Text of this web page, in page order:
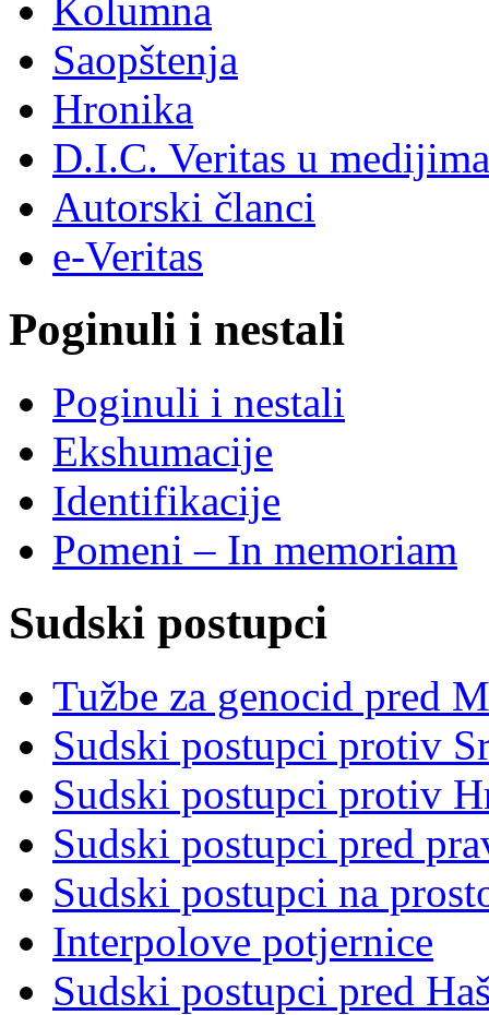
Kolumna
Saopštenja
Hronika
D.I.C. Veritas u medijima
Autorski članci
e-Veritas
Poginuli i nestali
Poginuli i nestali
Ekshumacije
Identifikacije
Pomeni – In memoriam
Sudski postupci
Tužbe za genocid pred
Sudski postupci protiv
Sudski postupci protiv
Sudski postupci pred
Sudski postupci na
Interpolove potjernice
Sudski postupci pred